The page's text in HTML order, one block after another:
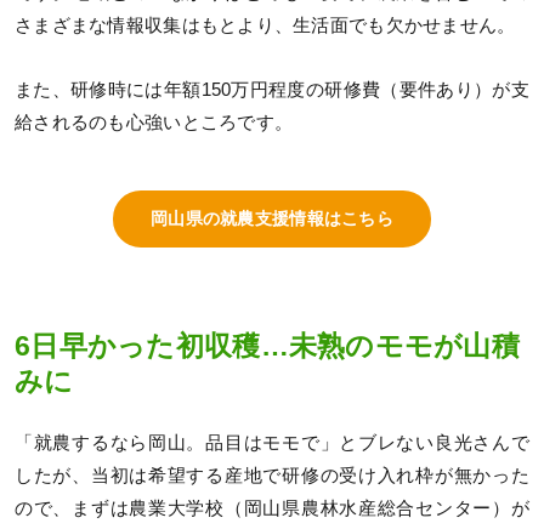
さまざまな情報収集はもとより、生活面でも欠かせません。
また、研修時には年額150万円程度の研修費（要件あり）が支
給されるのも心強いところです。
岡山県の就農支援情報はこちら
6日早かった初収穫…未熟のモモが山積
みに
「就農するなら岡山。品目はモモで」とブレない良光さんで
したが、当初は希望する産地で研修の受け入れ枠が無かった
ので、まずは農業大学校（岡山県農林水産総合センター）が